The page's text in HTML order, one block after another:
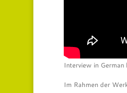
Interview in German
Im Rahmen der